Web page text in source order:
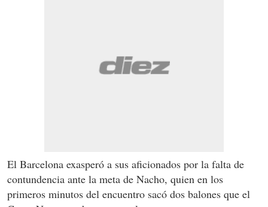
El Barcelona exasperó a sus aficionados por la falta de
contundencia ante la meta de Nacho, quien en los
primeros minutos del encuentro sacó dos balones que el